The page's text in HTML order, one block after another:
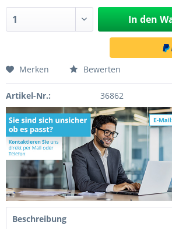
In den
Merken Bewerten
Artikel-Nr.: 36862
Beschreibung